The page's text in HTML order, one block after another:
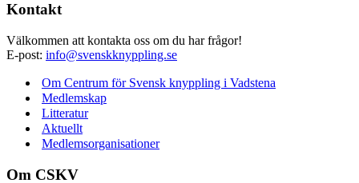
Kontakt
Välkommen att kontakta oss om du har frågor!
E-post: info@svenskknyppling.se
Om Centrum för Svensk knyppling i Vadstena
Medlemskap
Litteratur
Aktuellt
Medlemsorganisationer
Om CSKV